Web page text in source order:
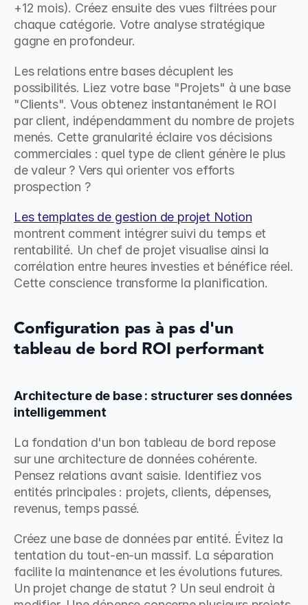
+12 mois). Créez ensuite des vues filtrées pour
chaque catégorie. Votre analyse stratégique
gagne en profondeur.
Les relations entre bases décuplent les
possibilités. Liez votre base "Projets" à une base
"Clients". Vous obtenez instantanément le ROI
par client, indépendamment du nombre de projets
menés. Cette granularité éclaire vos décisions
commerciales : quel type de client génère le plus
de valeur ? Vers qui orienter vos efforts
prospection ?
Les templates de gestion de projet Notion
montrent comment intégrer suivi du temps et
rentabilité. Un chef de projet visualise ainsi la
corrélation entre heures investies et bénéfice réel.
Cette conscience transforme la planification.
Configuration pas à pas d'un
tableau de bord ROI performant
Architecture de base : structurer ses données
intelligemment
La fondation d'un bon tableau de bord repose
sur une architecture de données cohérente.
Pensez relations avant saisie. Identifiez vos
entités principales : projets, clients, dépenses,
revenus, temps passé.
Créez une base de données par entité. Évitez la
tentation du tout-en-un massif. La séparation
facilite la maintenance et les évolutions futures.
Un projet change de statut ? Un seul endroit à